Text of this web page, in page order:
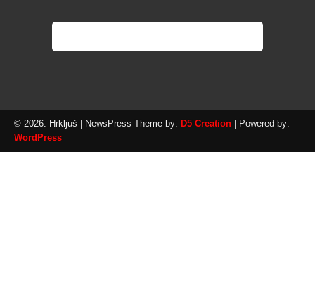
© 2026: Hrkljuš | NewsPress Theme by: D5 Creation | Powered by:
WordPress